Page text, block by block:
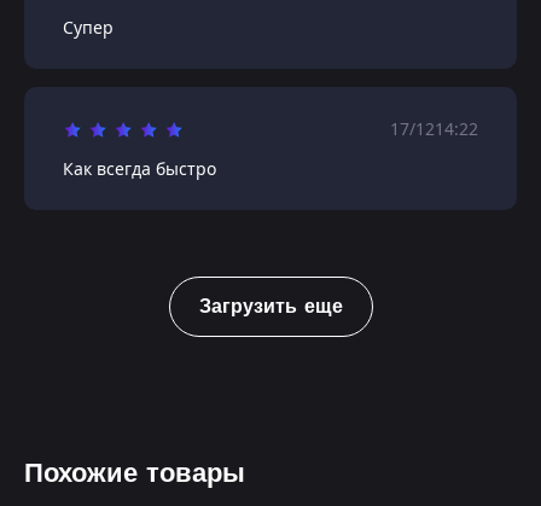
Супер
17/1214:22
Как всегда быстро
Загрузить еще
Похожие товары